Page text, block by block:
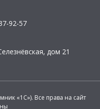
92-57
дом 21
«1С»). Все права на сайт